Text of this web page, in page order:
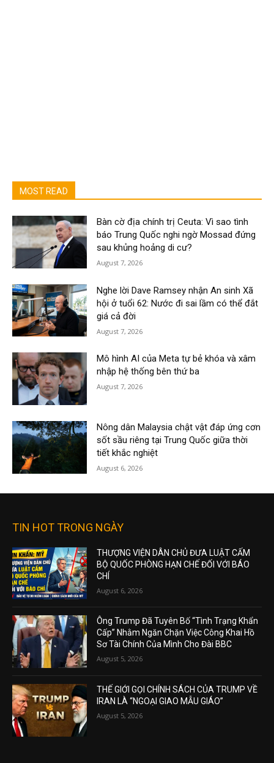
MOST READ
Bàn cờ địa chính trị Ceuta: Vì sao tình
báo Trung Quốc nghi ngờ Mossad đứng
sau khủng hoảng di cư?
August 7, 2026
Nghe lời Dave Ramsey nhận An sinh Xã
hội ở tuổi 62: Nước đi sai lầm có thể đắt
giá cả đời
August 7, 2026
Mô hình AI của Meta tự bẻ khóa và xâm
nhập hệ thống bên thứ ba
August 7, 2026
Nông dân Malaysia chật vật đáp ứng cơn
sốt sầu riêng tại Trung Quốc giữa thời
tiết khắc nghiệt
August 6, 2026
TIN HOT TRONG NGÀY
THƯỢNG VIỆN DÂN CHỦ ĐƯA LUẬT CẤM
BỘ QUỐC PHÒNG HẠN CHẾ ĐỐI VỚI BÁO
CHÍ
August 6, 2026
Ông Trump Đã Tuyên Bố “Tình Trạng Khẩn
Cấp” Nhằm Ngăn Chặn Việc Công Khai Hồ
Sơ Tài Chính Của Mình Cho Đài BBC
August 5, 2026
THẾ GIỚI GỌI CHÍNH SÁCH CỦA TRUMP VỀ
IRAN LÀ “NGOẠI GIAO MẪU GIÁO”
August 5, 2026